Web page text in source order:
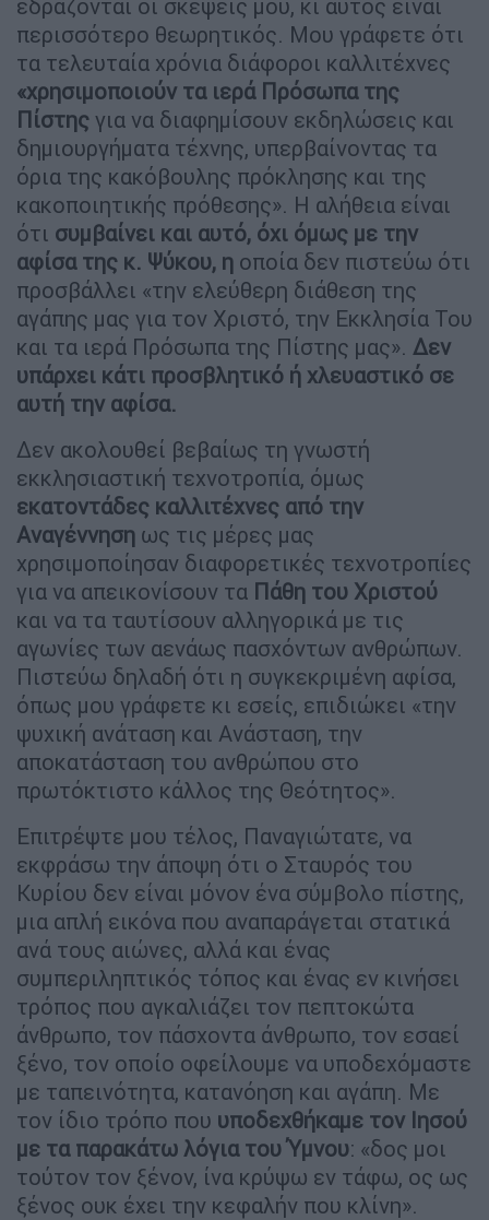
εδράζονται οι σκέψεις μου, κι αυτός είναι
περισσότερο θεωρητικός. Μου γράφετε ότι
τα τελευταία χρόνια διάφοροι καλλιτέχνες
«χρησιμοποιούν τα ιερά Πρόσωπα της
Πίστης για να διαφημίσουν εκδηλώσεις και
δημιουργήματα τέχνης, υπερβαίνοντας τα
όρια της κακόβουλης πρόκλησης και της
κακοποιητικής πρόθεσης». Η αλήθεια είναι
ότι συμβαίνει και αυτό, όχι όμως με την
αφίσα της κ. Ψύκου, η οποία δεν πιστεύω ότι
προσβάλλει «την ελεύθερη διάθεση της
αγάπης μας για τον Χριστό, την Εκκλησία Του
και τα ιερά Πρόσωπα της Πίστης μας». Δεν
υπάρχει κάτι προσβλητικό ή χλευαστικό σε
αυτή την αφίσα.
Δεν ακολουθεί βεβαίως τη γνωστή
εκκλησιαστική τεχνοτροπία, όμως
εκατοντάδες καλλιτέχνες από την
Αναγέννηση ως τις μέρες μας
χρησιμοποίησαν διαφορετικές τεχνοτροπίες
για να απεικονίσουν τα Πάθη του Χριστού
και να τα ταυτίσουν αλληγορικά με τις
αγωνίες των αενάως πασχόντων ανθρώπων.
Πιστεύω δηλαδή ότι η συγκεκριμένη αφίσα,
όπως μου γράφετε κι εσείς, επιδιώκει «την
ψυχική ανάταση και Ανάσταση, την
αποκατάσταση του ανθρώπου στο
πρωτόκτιστο κάλλος της Θεότητος».
Επιτρέψτε μου τέλος, Παναγιώτατε, να
εκφράσω την άποψη ότι ο Σταυρός του
Κυρίου δεν είναι μόνον ένα σύμβολο πίστης,
μια απλή εικόνα που αναπαράγεται στατικά
ανά τους αιώνες, αλλά και ένας
συμπεριληπτικός τόπος και ένας εν κινήσει
τρόπος που αγκαλιάζει τον πεπτοκώτα
άνθρωπο, τον πάσχοντα άνθρωπο, τον εσαεί
ξένο, τον οποίο οφείλουμε να υποδεχόμαστε
με ταπεινότητα, κατανόηση και αγάπη. Με
τον ίδιο τρόπο που υποδεχθήκαμε τον Ιησού
με τα παρακάτω λόγια του Ύμνου: «δος μοι
τούτον τον ξένον, ίνα κρύψω εν τάφω, ος ως
ξένος ουκ έχει την κεφαλήν που κλίνη».